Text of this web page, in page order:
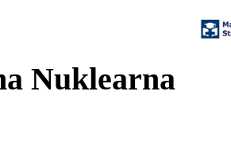
Nuklearna